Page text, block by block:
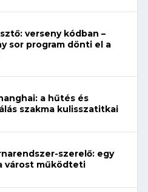
verseny kódban –
sor program dönti el a
a hűtés és
szakma kulisszatitkai
szerelő: egy
várost működteti